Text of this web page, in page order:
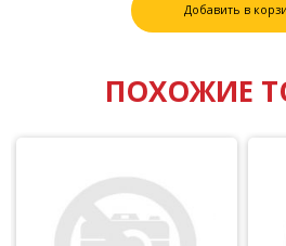
Добавить в
ПОХОЖИЕ